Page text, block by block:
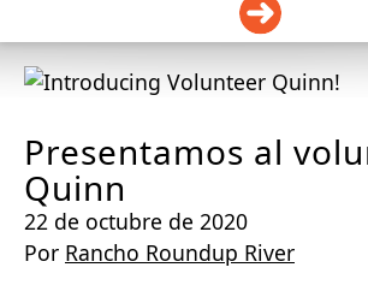
Presentamos al
Quinn
22 de octubre de 2020
Por Rancho Roundup River